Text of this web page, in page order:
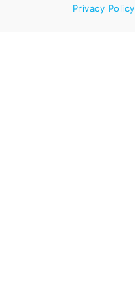
Privacy Policy